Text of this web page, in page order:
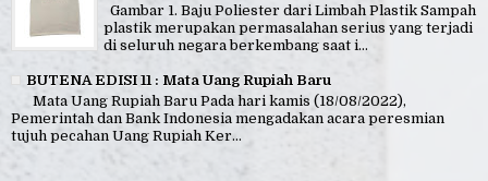
Gambar 1. Baju Poliester dari Limbah Plastik Sampah
plastik merupakan permasalahan serius yang terjadi
di seluruh negara berkembang saat i...
BUTENA EDISI 11 : Mata Uang Rupiah Baru
Mata Uang Rupiah Baru Pada hari kamis (18/08/2022),
Pemerintah dan Bank Indonesia mengadakan acara peresmian
tujuh pecahan Uang Rupiah Ker...